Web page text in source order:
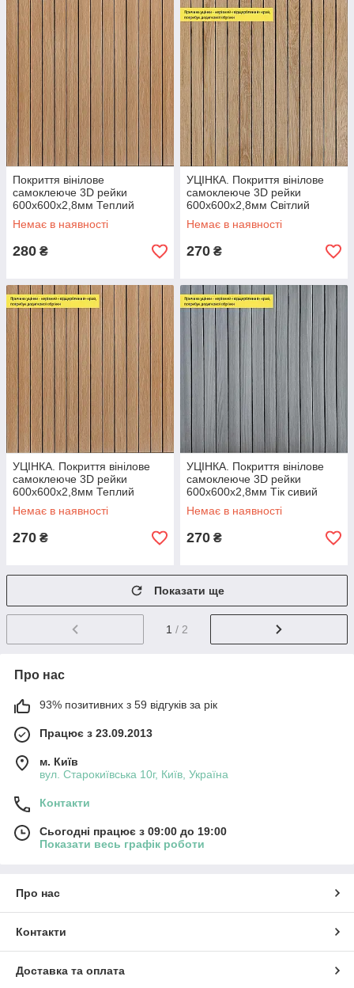
Покриття вінілове
самоклеюче 3D рейки
600х600х2,8мм Теплий
бурштин SW-00002205
Немає в наявності
280 ₴
УЦІНКА. Покриття вінілове
самоклеюче 3D рейки
600х600х2,8мм Світлий
мигдаль SW-00002964
Немає в наявності
270 ₴
УЦІНКА. Покриття вінілове
самоклеюче 3D рейки
600х600х2,8мм Теплий
бурштин SW-00002965
Немає в наявності
270 ₴
УЦІНКА. Покриття вінілове
самоклеюче 3D рейки
600х600х2,8мм Тік сивий
SW-00002966
Немає в наявності
270 ₴
Показати ще
1 / 2
Про нас
93% позитивних з 59 відгуків за рік
Працює з 23.09.2013
м. Київ
вул. Старокиївська 10г, Київ, Україна
Контакти
Сьогодні працює з 09:00 до 19:00
Показати весь графік роботи
Про нас
Контакти
Доставка та оплата